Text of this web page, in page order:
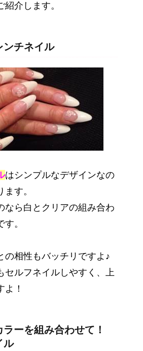
紹介します。
ンチネイル
はシンプルなデザインなの
す。
なら白とクリアの組み合わ
。
の相性もバッチリですよ♪
セルフネイルしやすく、上
よ！
ーを組み合わせて！
ル